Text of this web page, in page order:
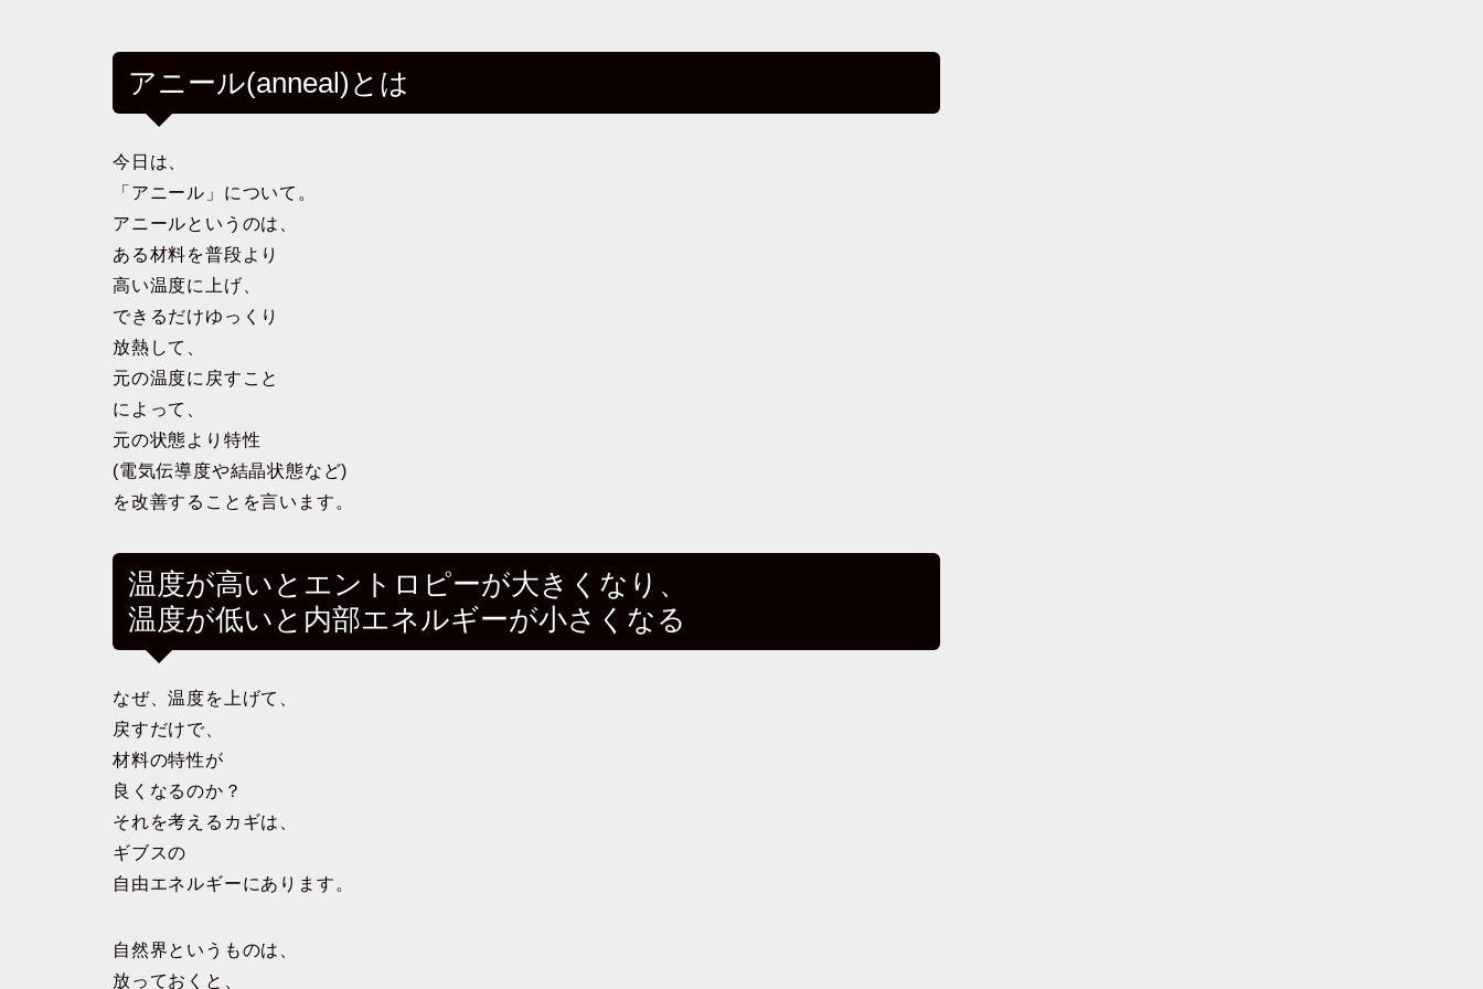
アニール(anneal)とは
今日は、
「アニール」について。
アニールというのは、
ある材料を普段より
高い温度に上げ、
できるだけゆっくり
放熱して、
元の温度に戻すこと
によって、
元の状態より特性
(電気伝導度や結晶状態など)
を改善することを言います。
温度が高いとエントロピーが大きくなり、
温度が低いと内部エネルギーが小さくなる
なぜ、温度を上げて、
戻すだけで、
材料の特性が
良くなるのか？
それを考えるカギは、
ギブスの
自由エネルギーにあります。
自然界というものは、
放っておくと、